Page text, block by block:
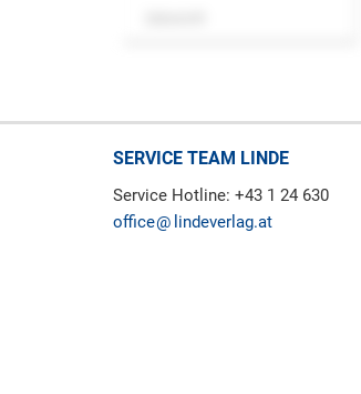
SERVICE TEAM LINDE
Service Hotline: +43 1 24 630
office
lindeverlag.at